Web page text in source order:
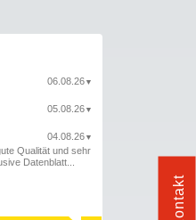
06.08.26 ▼
05.08.26 ▼
04.08.26 ▼
Qualität und sehr
Datenblatt...
Kontakt